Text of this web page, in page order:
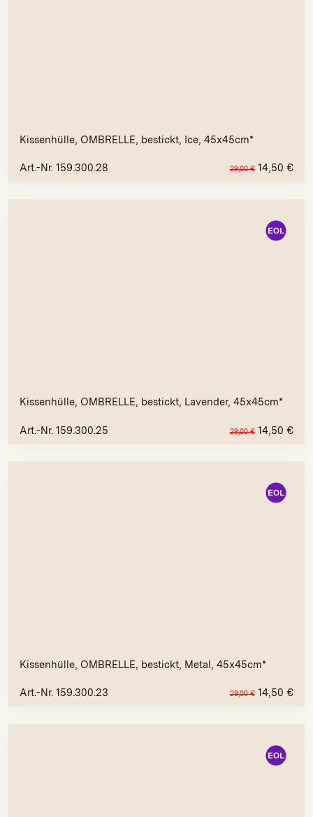
Kissenhülle, OMBRELLE, bestickt, Ice, 45x45cm*
Art.-Nr. 159.300.28 29,00€ 14,50 €
Kissenhülle, OMBRELLE, bestickt, Lavender, 45x45cm*
Art.-Nr. 159.300.25 29,00€ 14,50 €
Kissenhülle, OMBRELLE, bestickt, Metal, 45x45cm*
Art.-Nr. 159.300.23 29,00€ 14,50 €